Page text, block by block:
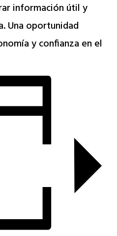
información útil y
Una oportunidad
y confianza en el